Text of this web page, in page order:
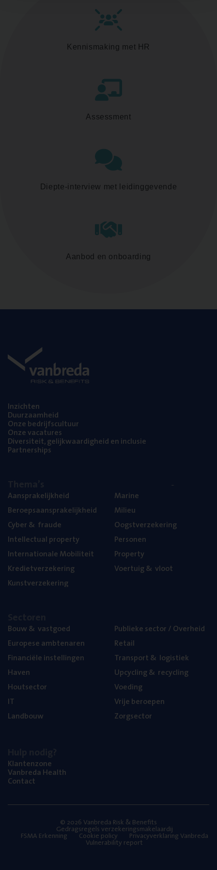
Kennismaking met HR
Assessment
Diepte-interview met leidinggevende
Aanbod en onboarding
Inzich­ten
Duur­zaam­heid
Onze bedrijfs­cul­tuur
Onze vaca­tu­res
Diver­si­teit, gelijk­waar­dig­heid en inclusie
Part­ner­ships
Aan­spra­ke­lijk­heid
Beroeps­aan­spra­ke­lijk­heid
Cyber& fraude
Intel­lec­tu­al property
Inter­na­ti­o­na­le Mobiliteit
Kre­diet­ver­ze­ke­ring
Kunst­ver­ze­ke­ring
Mari­ne
Mili­eu
Oogst­ver­ze­ke­ring
Per­so­nen
Pro­per­ty
Voer­tuig& vloot
Bouw& vastgoed
Euro­pe­se ambtenaren
Finan­ci­ë­le instellingen
Haven
Hout­sec­tor
IT
Land­bouw
Publie­ke sec­tor / Overheid
Retail
Trans­port& logistiek
Upcy­cling& recycling
Voe­ding
Vrije beroe­pen
Zorg­sec­tor
Klan­ten­zo­ne
Van­b­re­da Health
Con­tact
© 2026 Vanbreda Risk & Benefits
Gedragsregels verzekeringsmakelaardij
FSMA Erkenning Cookie policy Privacyverklaring Vanbreda
Vulnerability report